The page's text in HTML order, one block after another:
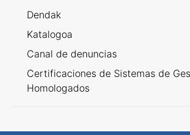
Dendak
Katalogoa
Canal de denuncias
Certificaciones de Sistemas de
Homologados